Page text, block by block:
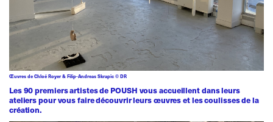
Œuvres de Chloé Royer & Filip-Andreas Skrapic © DR
Les 90 premiers artistes de POUSH vous accueillent dans leurs
ateliers pour vous faire découvrir leurs œuvres et les coulisses de la
création.